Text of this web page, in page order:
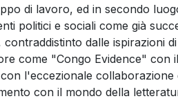
di lavoro, ed in secondo
politici e sociali come già
dalle ispirazioni
come "Congo Evidence" con
l'eccezionale
con il mondo della